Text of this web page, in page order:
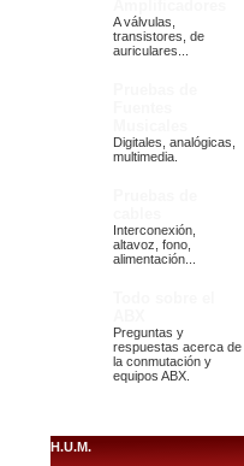
A válvulas,
transistores, de
auriculares...
Digitales, analógicas,
multimedia.
Interconexión,
altavoz, fono,
alimentación...
Preguntas y
respuestas acerca de
la conmutación y
equipos ABX.
H.U.M.